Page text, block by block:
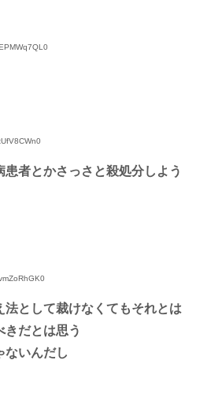
者とかさっさと殺処分しよう
法として裁けなくてもそれとは
きだとは思う
ないんだし